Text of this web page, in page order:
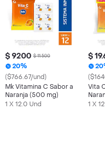
$ 9200 $ 11.500
20%
($766.67/und)
Mk Vitamina C Sabor a
Naranja (500 mg)
1 X 12.0 Und
$
Vita
2
1 X